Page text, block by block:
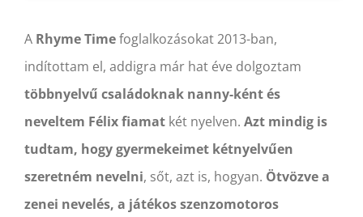
A Rhyme Timefoglalkozásokat 2013-ban,
indítottam el, addigra már hat éve dolgoztam
többnyelvű családoknak nanny-ként és
neveltem Félix fiamat két nyelven. Azt mindig is
tudtam, hogy gyermekeimet kétnyelvűen
szeretném nevelni, sőt, azt is, hogyan. Ötvözve a
zenei nevelés, a játékos szenzomotoros